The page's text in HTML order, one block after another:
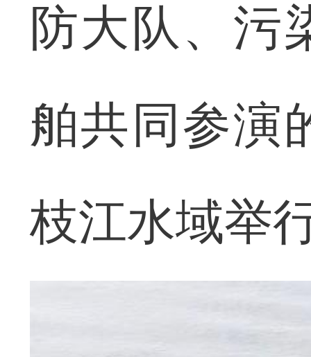
防大队、污
舶共同参演
枝江水域举